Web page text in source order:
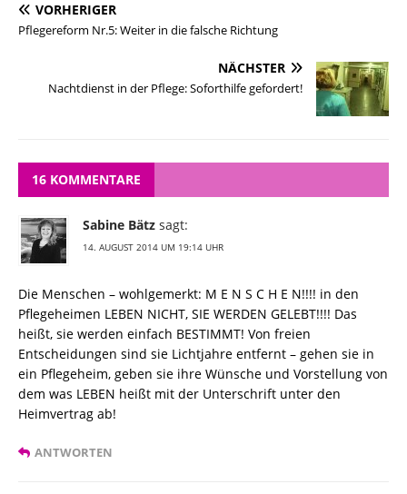
VORHERIGER
Pflegereform Nr.5: Weiter in die falsche Richtung
NÄCHSTER
Nachtdienst in der Pflege: Soforthilfe gefordert!
16 KOMMENTARE
Sabine Bätz sagt:
14. AUGUST 2014 UM 19:14 UHR
Die Menschen – wohlgemerkt: M E N S C H E N!!!! in den
Pflegeheimen LEBEN NICHT, SIE WERDEN GELEBT!!!! Das
heißt, sie werden einfach BESTIMMT! Von freien
Entscheidungen sind sie Lichtjahre entfernt – gehen sie in
ein Pflegeheim, geben sie ihre Wünsche und Vorstellung von
dem was LEBEN heißt mit der Unterschrift unter den
Heimvertrag ab!
ANTWORTEN